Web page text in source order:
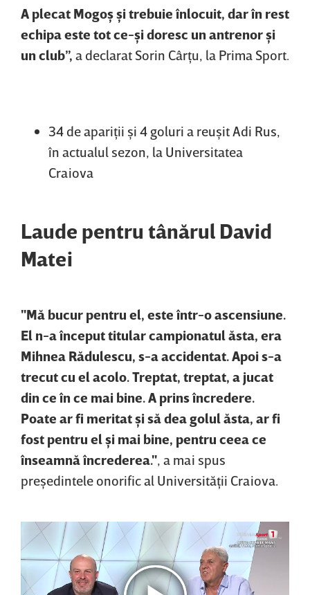
A plecat Mogoş şi trebuie înlocuit, dar în rest
echipa este tot ce-şi doresc un antrenor şi
un club”, a declarat Sorin Cârţu, la Prima Sport.
34 de apariţii şi 4 goluri a reuşit Adi Rus,
în actualul sezon, la Universitatea
Craiova
Laude pentru tânărul David
Matei
"Mă bucur pentru el, este într-o ascensiune.
El n-a început titular campionatul ăsta, era
Mihnea Rădulescu, s-a accidentat. Apoi s-a
trecut cu el acolo. Treptat, treptat, a jucat
din ce în ce mai bine. A prins încredere.
Poate ar fi meritat şi să dea golul ăsta, ar fi
fost pentru el şi mai bine, pentru ceea ce
înseamnă încrederea." , a mai spus
preşedintele onorific al Universităţii Craiova.